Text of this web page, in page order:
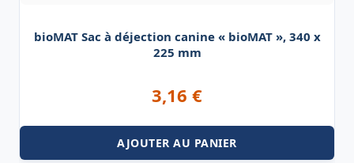
bioMAT Sac à déjection canine « bioMAT », 340 x
225 mm
3,16 €
AJOUTER AU PANIER